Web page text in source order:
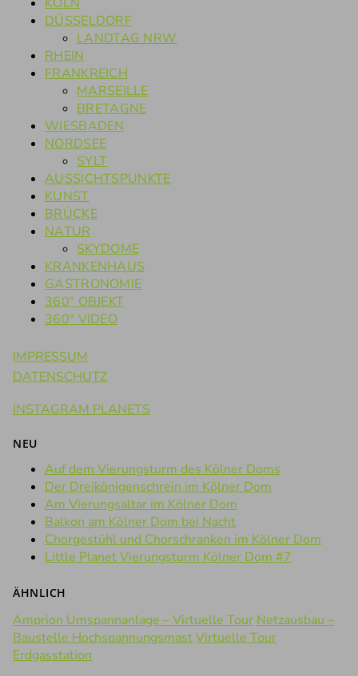
KÖLN
DÜSSELDORF
LANDTAG NRW
RHEIN
FRANKREICH
MARSEILLE
BRETAGNE
WIESBADEN
NORDSEE
SYLT
AUSSICHTSPUNKTE
KUNST
BRÜCKE
NATUR
SKYDOME
KRANKENHAUS
GASTRONOMIE
360° OBJEKT
360° VIDEO
IMPRESSUM
DATENSCHUTZ
INSTAGRAM PLANETS
NEU
Auf dem Vierungsturm des Kölner Doms
Der Dreikönigenschrein im Kölner Dom
Am Vierungsaltar im Kölner Dom
Balkon am Kölner Dom bei Nacht
Chorgestühl und Chorschranken im Kölner Dom
Little Planet Vierungsturm Kölner Dom #7
ÄHNLICH
Amprion Umspannanlage – Virtuelle Tour Netzausbau –
Baustelle HochspannungsmastVirtuelle Tour
Erdgasstation